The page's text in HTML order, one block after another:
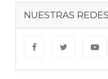
NUESTRAS